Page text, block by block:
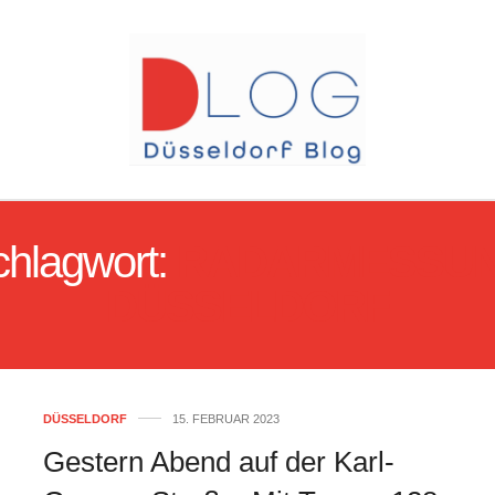
DÜSSELDORF 15. FEBRUAR 2023
Gestern Abend auf der Karl-